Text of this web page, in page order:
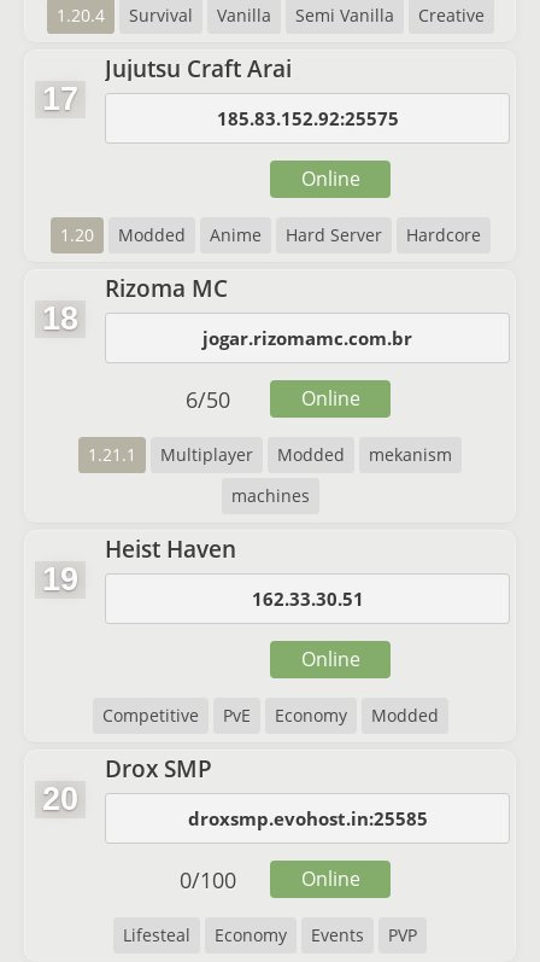
1.20.4 Survival Vanilla Semi Vanilla Creative
17
Jujutsu Craft Arai
185.83.152.92:25575
1.20 Modded Anime Hard Server Hardcore
Online
18
Rizoma MC
jogar.rizomamc.com.br
1.21.1 Multiplayer Modded
mekanism
machines
6/50 Online
19
Heist Haven
162.33.30.51
Competitive PvE Economy Modded
Online
20
Drox SMP
droxsmp.evohost.in:25585
Lifesteal Economy Events PVP
0/100 Online